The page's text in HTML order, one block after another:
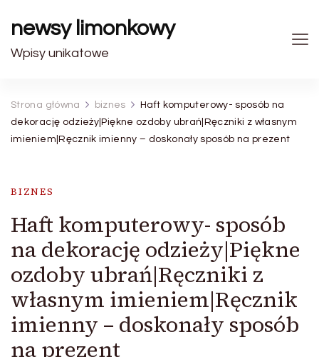
newsy limonkowy
Wpisy unikatowe
Strona główna biznes
Haft komputerowy- sposób na
dekorację odzieży|Piękne ozdoby ubrań|Ręczniki z własnym
imieniem|Ręcznik imienny – doskonały sposób na prezent
BIZNES
Haft komputerowy- sposób
na dekorację odzieży|Piękne
ozdoby ubrań|Ręczniki z
własnym imieniem|Ręcznik
imienny – doskonały sposób
na prezent